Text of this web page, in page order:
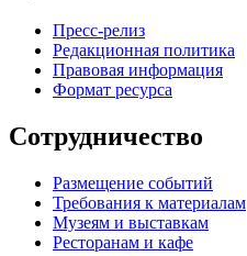
Пресс-релиз
Редакционная политика
Правовая информация
Формат ресурса
Сотрудничество
Размещение событий
Требования к материалам
Музеям и выставкам
Ресторанам и кафе